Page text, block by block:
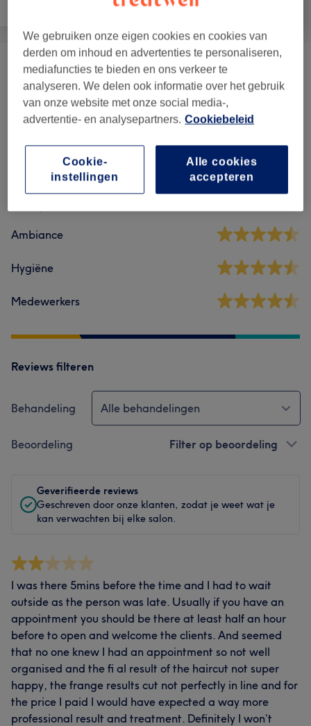
Gezicht
Massage Classique (1)
Reviews
4,3
Ambiance
Hygiëne
Medewerkers
Reviews filteren
Behandeling Alle behandelingen
Beoordeling Filter op beoordeling
Geverifieerde reviews
Geschreven door onze klanten, zodat je weet wat je
kan verwachten bij elke salon.
I was there 5mins before the time and I had to wait
outside as the person was late. Usually if you have an
appointment you should be there at least half an hour
before to open and welcome the clients. And seemed
that no one knew I had an appointment so not well
organised and the fi al result of the haircut not super
happy, the frange results cut not perfectly in line and for
the price I paid I would have expected a way more
professional result and treatment. Definitely I won’t
We gebruiken onze eigen cookies en cookies van
derden om inhoud en advertenties te personaliseren,
mediafuncties te bieden en ons verkeer te
analyseren. We delen ook informatie over het gebruik
van onze website met onze social media-,
advertentie- en analysepartners. Cookiebeleid
Alle cookies
accepteren
Cookie-
instellingen